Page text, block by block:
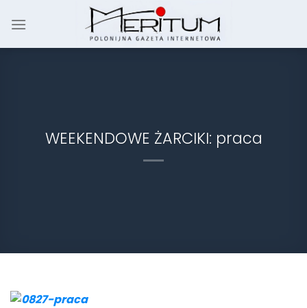
WEEKENDOWE ŻARCIKI: praca